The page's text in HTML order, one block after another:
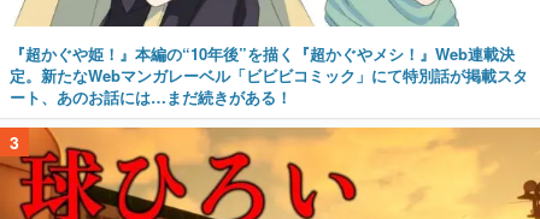
『超かぐや姫！』本編の“10年後”を描く『超かぐやメシ！』Web連載決
定。新たなWebマンガレーベル「ビビビコミック」にて特別話が掲載スタ
ート、あのお話には…まだ続きがある！
3